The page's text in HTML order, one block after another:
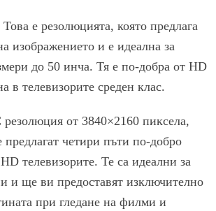
е резолюцията, която предлага
изображението и е идеална за
до 50 инча. Тя е по-добра от HD
в телевизорите среден клас.
от 3840×2160 пиксела,
предлагат четири пъти по-добро
телевизорите. Те са идеални за
и ще ви предоставят изключително
при гледане на филми и